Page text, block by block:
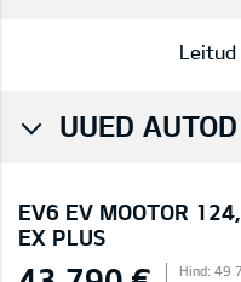
Leitud
UUED
EV6 EV MOOTOR
EX PLUS
Hind: 49